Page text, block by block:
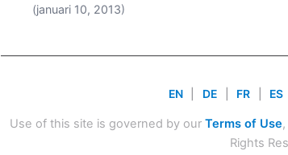
(januari 10, 2013)
EN DE FR ES
Use of this site is governed by our Terms of Use,
Rights